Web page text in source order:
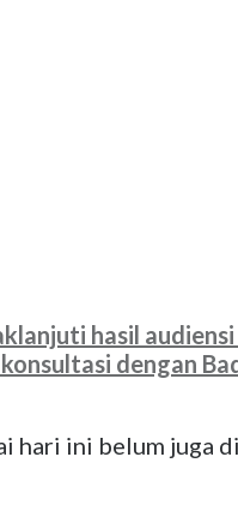
hasil audiensi
dengan
hari ini belum juga